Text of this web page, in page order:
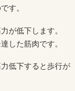
す。
が低下します。
した筋肉です。
低下すると歩行が